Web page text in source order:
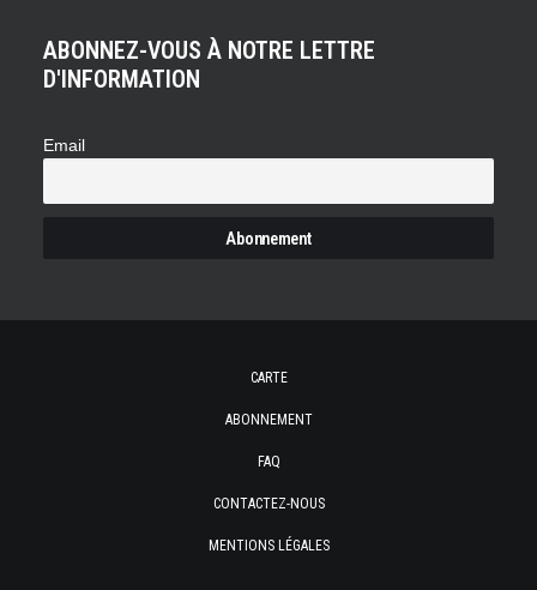
ABONNEZ-VOUS À NOTRE LETTRE
D'INFORMATION
Email
CARTE
ABONNEMENT
FAQ
CONTACTEZ-NOUS
MENTIONS LÉGALES